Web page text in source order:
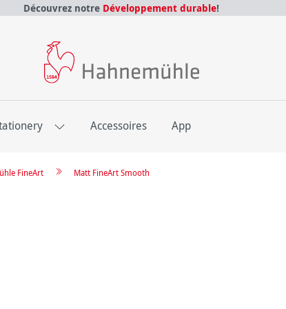
Découvrez notre Développement durable!
Accessoires App
Matt FineArt Smooth
FineArt